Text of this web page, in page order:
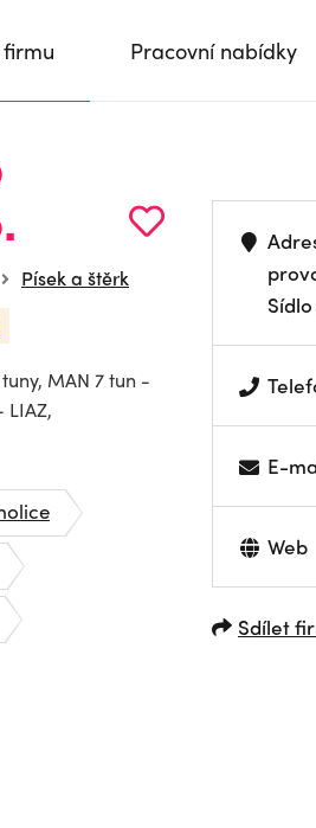
Pracovní nabídky
Písek a štěrk
MAN 7 tun -
LIAZ,
E-
Web
Sdílet